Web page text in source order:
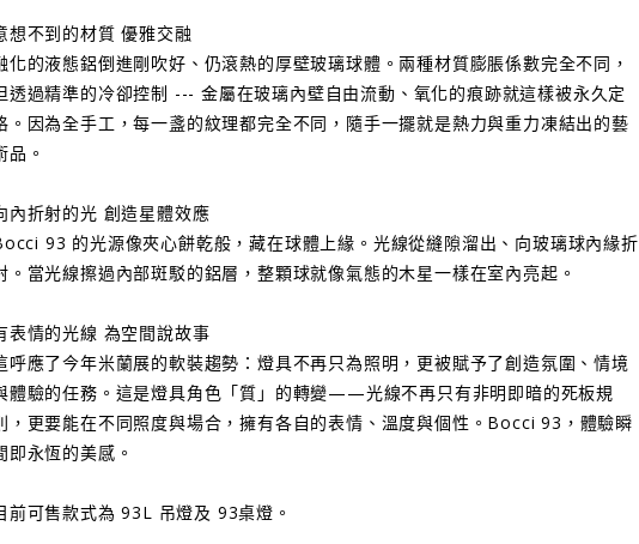
想不到的材質 優雅交融
化的液態鋁倒進剛吹好、仍滾熱的厚壁玻璃球體。兩種材質膨脹係數完全不同，
透過精準的冷卻控制 --- 金屬在玻璃內壁自由流動、氧化的痕跡就這樣被永久定
。因為全手工，每一盞的紋理都完全不同，隨手一擺就是熱力與重力凍結出的藝
品。
內折射的光 創造星體效應
93 的光源像夾心餅乾般，藏在球體上緣。光線從縫隙溜出、向玻璃球內緣折
。當光線擦過內部斑駁的鋁層，整顆球就像氣態的木星一樣在室內亮起。
表情的光線 為空間說故事
呼應了今年米蘭展的軟裝趨勢：燈具不再只為照明，更被賦予了創造氛圍、情境
體驗的任務。這是燈具角色「質」的轉變——光線不再只有非明即暗的死板規
，更要能在不同照度與場合，擁有各自的表情、溫度與個性。Bocci 93，體驗瞬
即永恆的美感。
前可售款式為 93L 吊燈及 93桌燈。